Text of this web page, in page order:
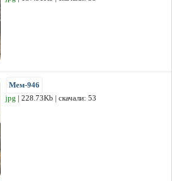
Мем-946
jpg | 228.73Kb | скачали: 53